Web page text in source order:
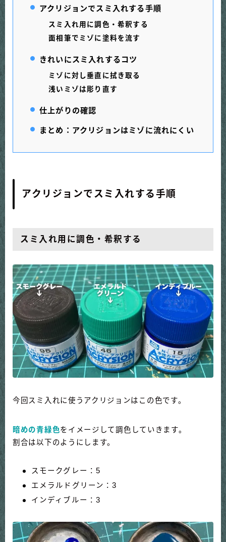
アクリジョンでスミ入れする手順
スミ入れ用に調色・希釈する
面相筆でミゾに塗料を流す
きれいにスミ入れするコツ
ミゾに対し垂直に拭き取る
浅いミゾは彫り直す
仕上がりの確認
まとめ：アクリジョンはミゾに流れにくい
アクリジョンでスミ入れする手順
スミ入れ用に調色・希釈する
今回スミ入れに使うアクリジョンはこの色です。
暗めの青緑色をイメージして調色していきます。
割合は以下のようにします。
スモークグレー：5
エメラルドグリーン：3
インディブルー：3